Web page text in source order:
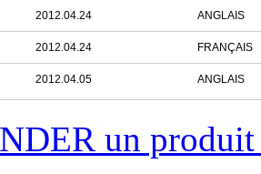
2012.04.24 ANGLAIS
2012.04.24 FRANÇAIS
2012.04.05 ANGLAIS
un